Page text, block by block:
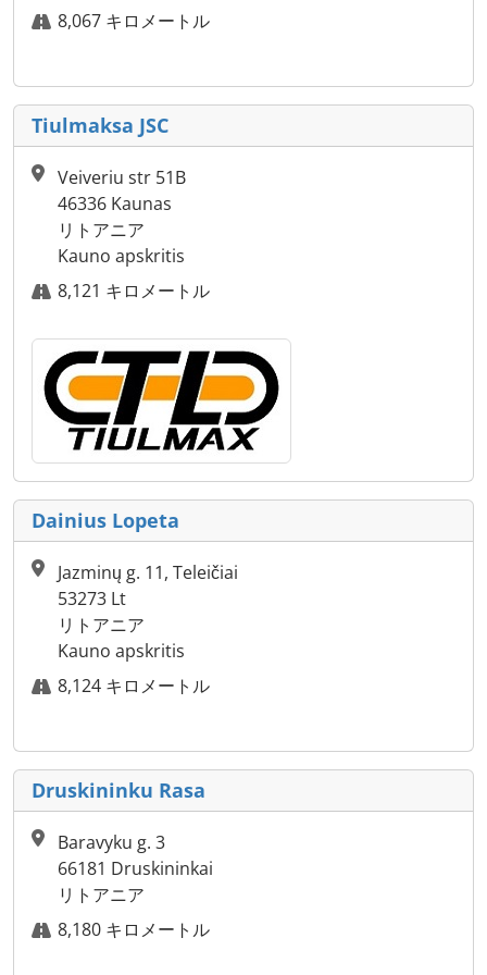
8,067 キロメートル
Tiulmaksa JSC
Veiveriu str 51B
46336 Kaunas
リトアニア
Kauno apskritis
8,121 キロメートル
Dainius Lopeta
Jazminų g. 11, Teleičiai
53273 Lt
リトアニア
Kauno apskritis
8,124 キロメートル
Druskininku Rasa
Baravyku g. 3
66181 Druskininkai
リトアニア
8,180 キロメートル